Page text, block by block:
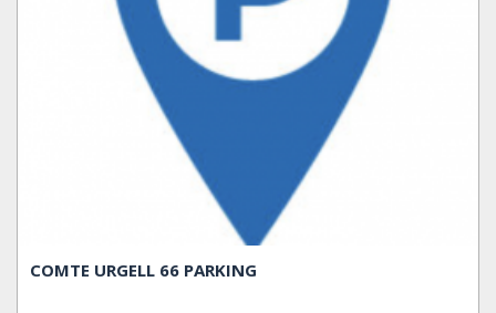
COMTE URGELL 66 PARKING